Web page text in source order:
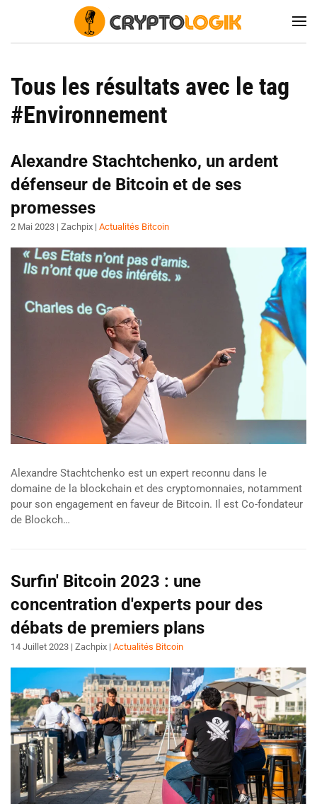
Tous les résultats avec le tag
#Environnement
Alexandre Stachtchenko, un ardent
défenseur de Bitcoin et de ses
promesses
2 Mai 2023 | Zachpix | Actualités Bitcoin
Alexandre Stachtchenko est un expert reconnu dans le
domaine de la blockchain et des cryptomonnaies, notamment
pour son engagement en faveur de Bitcoin. Il est Co-fondateur
de Blockch…
Surfin' Bitcoin 2023 : une
concentration d'experts pour des
débats de premiers plans
14 Juillet 2023 | Zachpix | Actualités Bitcoin